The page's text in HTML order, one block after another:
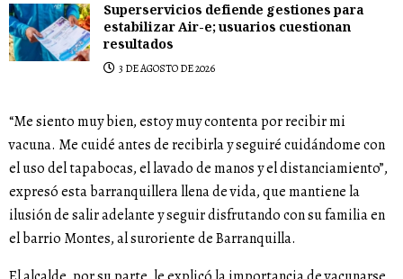
Superservicios defiende gestiones para
estabilizar Air-e; usuarios cuestionan
resultados
3 DE AGOSTO DE 2026
“Me siento muy bien, estoy muy contenta por recibir mi
vacuna. Me cuidé antes de recibirla y seguiré cuidándome con
el uso del tapabocas, el lavado de manos y el distanciamiento”,
expresó esta barranquillera llena de vida, que mantiene la
ilusión de salir adelante y seguir disfrutando con su familia en
el barrio Montes, al suroriente de Barranquilla.